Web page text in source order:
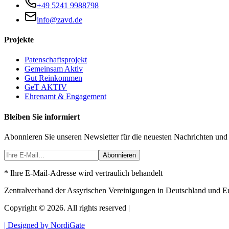
+49 5241 9988798
info@zavd.de
Projekte
Patenschaftsprojekt
Gemeinsam Aktiv
Gut Reinkommen
GeT AKTIV
Ehrenamt & Engagement
Bleiben Sie informiert
Abonnieren Sie unseren Newsletter für die neuesten Nachrichten
Abonnieren
* Ihre E-Mail-Adresse wird vertraulich behandelt
Zentralverband der Assyrischen Vereinigungen in Deutschland und
Copyright © 2026. All rights reserved |
| Designed by NordiGate